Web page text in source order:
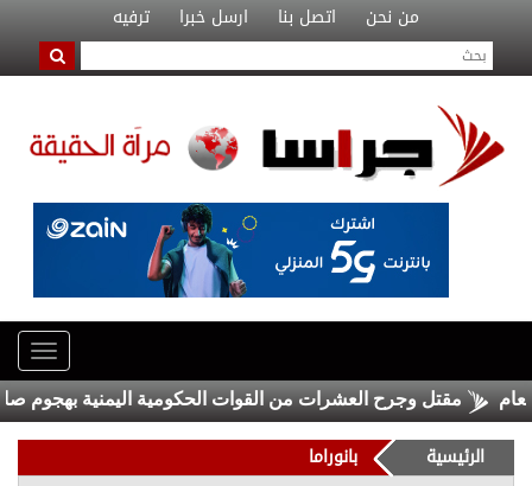
من نحن اتصل بنا ارسل خبرا ترفيه
مقتل وجرح العشرات من القوات الحكومية اليمنية بهجوم
الرئيسية بانوراما